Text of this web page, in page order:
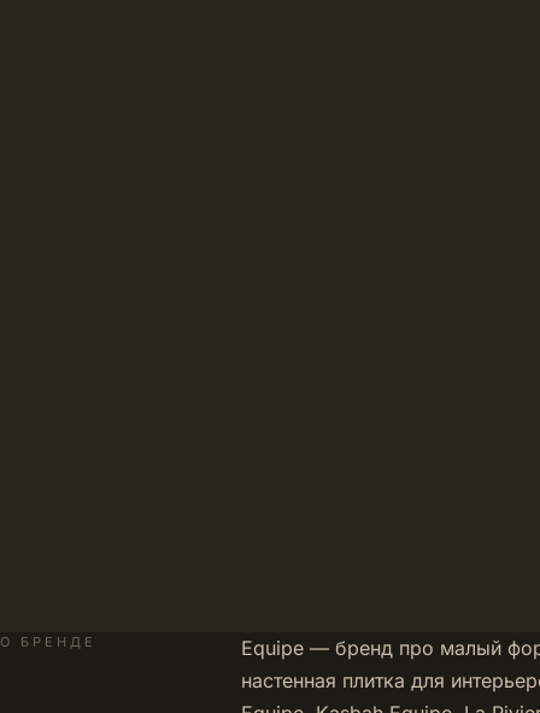
О БРЕНДЕ
Equipe — бренд про малый
настенная плитка для